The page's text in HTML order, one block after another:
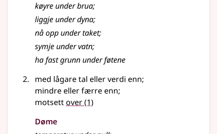
køyre under brua;
liggje under dyna;
nå opp under taket;
symje under vatn;
ha fast grunn under føtene
med lågare tal eller verdi enn;
mindre eller færre enn;
motsettover(1)
Døme